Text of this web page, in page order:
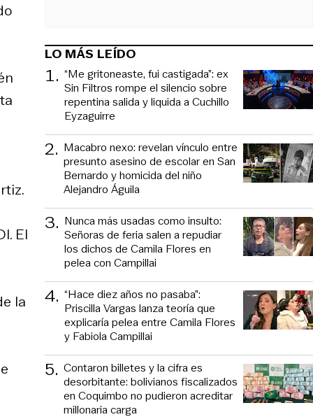
El
la
LO MÁS LEÍDO
1. “Me gritoneaste, fui castigada”: ex
Sin Filtros rompe el silencio sobre
repentina salida y liquida a Cuchillo
Eyzaguirre
2. Macabro nexo: revelan vínculo entre
presunto asesino de escolar en San
Bernardo y homicida del niño
Alejandro Águila
3. Nunca más usadas como insulto:
Señoras de feria salen a repudiar
los dichos de Camila Flores en
pelea con Campillai
4. “Hace diez años no pasaba”:
Priscilla Vargas lanza teoría que
explicaría pelea entre Camila Flores
y Fabiola Campillai
5. Contaron billetes y la cifra es
desorbitante: bolivianos fiscalizados
en Coquimbo no pudieron acreditar
millonaria carga